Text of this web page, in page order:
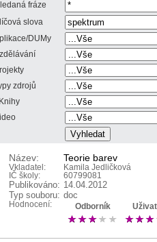
fráze
slova
DUMy
zdrojů
Název: Teorie barev
Vkladatel:
Kamila Jedličková
IČ školy:
60799081
Publikováno: 14.04.2012
Typ souboru: doc
Hodnocení: Odborník